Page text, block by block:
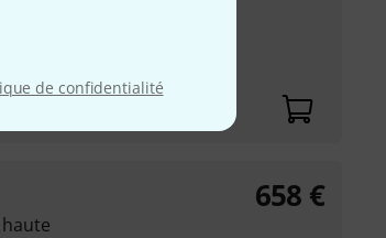
de confidentialité
658 €